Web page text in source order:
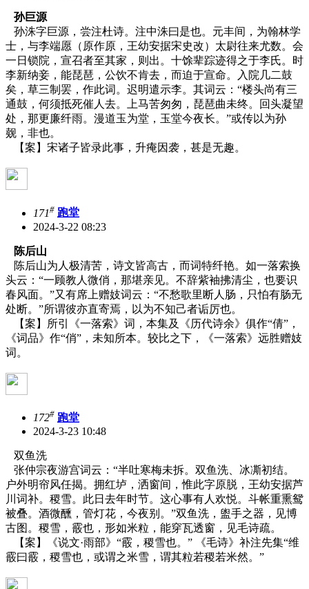
孙巨源
孙洙字巨源，尝注杜诗。注中洙曰是也。元丰间，为翰林学
士，与李端愿（原作原，王幼安据宋史改）太尉往来尤数。会
一日锁院，宣召者至其家，则出。十馀辈踪迹得之于李氏。时
李新纳妾，能琵琶，公饮不肯去，而迫于宣命。入院几二鼓
矣，草三制罢，作此词。迟明遣示李。其词云：“楼头尚有三
通鼓，何须抵死催人去。上马苦匆匆，琵琶曲未终。回头凝望
处，那更廉纤雨。漫道玉为堂，玉堂今夜长。”或传以为孙
觌，非也。
【案】宋诸子皆录此事，升痷因袭，甚是无趣。
171# 跑堂
2024-3-22 08:23
陈后山
陈后山为人极清苦，诗文皆高古，而词特纤艳。如一落索换
头云：“一顾教人微俏，那堪亲见。不辞紫袖拂清尘，也要识
春风面。”又有席上赠妓词云：“不愁歌里断人肠，只怕有肠无
处断。”所谓彼亦直寄焉，以为不知己者诟厉也。
【案】所引《一落索》词，本集及《历代诗余》俱作“倩”，
《词品》作“俏”，未知所本。较比之下，《一落索》远胜赠妓
词。
172# 跑堂
2024-3-23 10:48
双鱼洗
张仲宗夜游宫词云：“半吐寒梅未拆。双鱼洗、冰凘初结。
户外明帘风任揭。拥红垆，洒窗间，惟此字原脱，王幼安据芦
川词补。稷雪。此日去年时节。这心事有人欢悦。斗帐重熏鸳
被叠。酒微醺，管灯花，今夜别。”双鱼洗，盥手之器，见博
古图。稷雪，霰也，形如米粒，能穿瓦透窗，见毛诗疏。
【案】《说文·雨部》“霰，稷雪也。” 《毛诗》补注先集“维
霰曰霰，稷雪也，或谓之米雪，谓其粒若稷若米然。”